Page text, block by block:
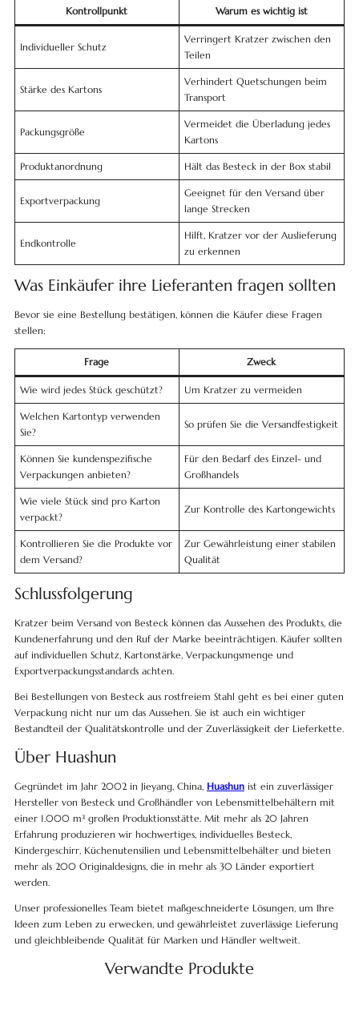
Kontrollpunkt Warum es wichtig ist
Individueller Schutz
Verringert Kratzer zwischen den
Teilen
Stärke des Kartons
Verhindert Quetschungen beim
Transport
Packungsgröße
Vermeidet die Überladung jedes
Kartons
Produktanordnung Hält das Besteck in der Box stabil
Exportverpackung
Geeignet für den Versand über
lange Strecken
Endkontrolle
Hilft, Kratzer vor der Auslieferung
zu erkennen
Was Einkäufer ihre Lieferanten fragen sollten
Bevor sie eine Bestellung bestätigen, können die Käufer diese Fragen
stellen:
Frage Zweck
Wie wird jedes Stück geschützt? Um Kratzer zu vermeiden
Welchen Kartontyp verwenden
Sie?
So prüfen Sie die Versandfestigkeit
Können Sie kundenspezifische
Verpackungen anbieten?
Für den Bedarf des Einzel- und
Großhandels
Wie viele Stück sind pro Karton
verpackt?
Zur Kontrolle des Kartongewichts
Kontrollieren Sie die Produkte vor
dem Versand?
Zur Gewährleistung einer stabilen
Qualität
Schlussfolgerung
Kratzer beim Versand von Besteck können das Aussehen des Produkts, die
Kundenerfahrung und den Ruf der Marke beeinträchtigen. Käufer sollten
auf individuellen Schutz, Kartonstärke, Verpackungsmenge und
Exportverpackungsstandards achten.
Bei Bestellungen von Besteck aus rostfreiem Stahl geht es bei einer guten
Verpackung nicht nur um das Aussehen. Sie ist auch ein wichtiger
Bestandteil der Qualitätskontrolle und der Zuverlässigkeit der Lieferkette.
Über Huashun
Gegründet im Jahr 2002 in Jieyang, China, Huashunist ein zuverlässiger
Hersteller von Besteck und Großhändler von Lebensmittelbehältern mit
einer 1.000 m² großen Produktionsstätte. Mit mehr als 20 Jahren
Erfahrung produzieren wir hochwertiges, individuelles Besteck,
Kindergeschirr, Küchenutensilien und Lebensmittelbehälter und bieten
mehr als 200 Originaldesigns, die in mehr als 30 Länder exportiert
werden.
Unser professionelles Team bietet maßgeschneiderte Lösungen, um Ihre
Ideen zum Leben zu erwecken, und gewährleistet zuverlässige Lieferung
und gleichbleibende Qualität für Marken und Händler weltweit.
Verwandte Produkte